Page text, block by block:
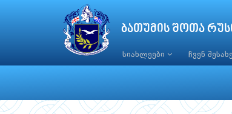
ბათუმის შოთა
სიახლეები ჩვენ